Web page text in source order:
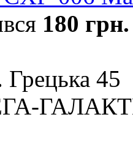
180 грн.
45